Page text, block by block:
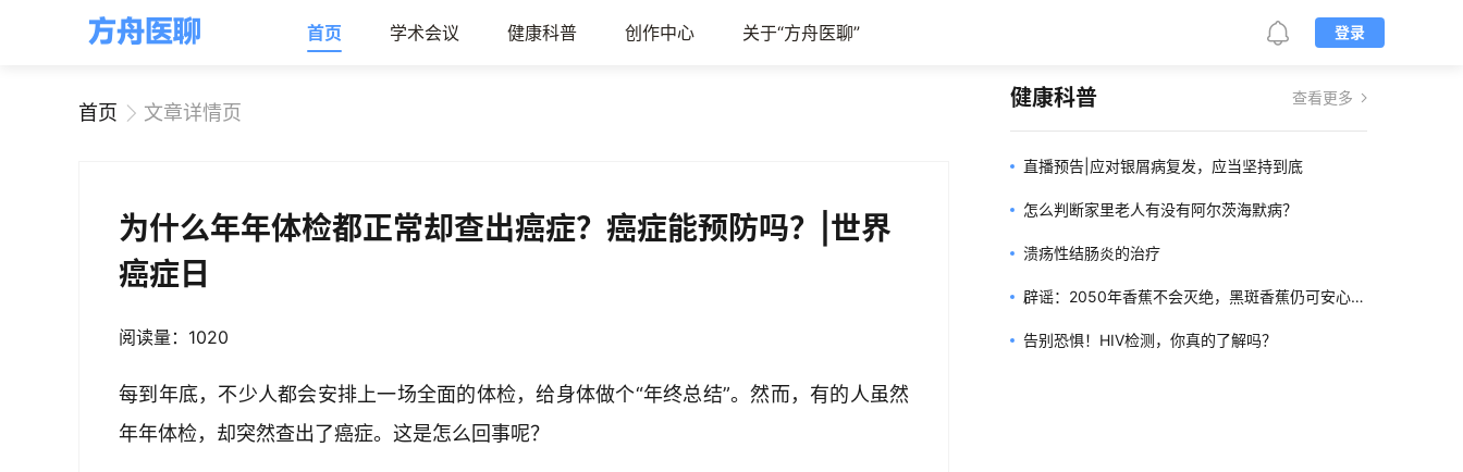
首页 学术会议 健康科普 创作中心 关于“方舟医聊” 登录
首页 文章详情页
为什么年年体检都正常却查出癌症？癌症能预防吗？|世界
癌症日
阅读量：1020
每到年底，不少人都会安排上一场全面的体检，给身体做个“年终总结”。然而，有的人虽然
年年体检，却突然查出了癌症。这是怎么回事呢？
健康科普 查看更多
直播预告|应对银屑病复发，应当坚持到底
怎么判断家里老人有没有阿尔茨海默病？
溃疡性结肠炎的治疗
辟谣：2050年香蕉不会灭绝，黑斑香蕉仍可安心食
用
告别恐惧！HIV检测，你真的了解吗？